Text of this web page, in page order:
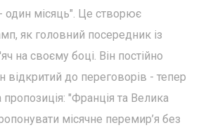
один місяць". Це створює
як головний посередник із
на своєму боці. Він постійно
відкритий до переговорів - тепер
"Франція та Велика
місячне перемир’я без